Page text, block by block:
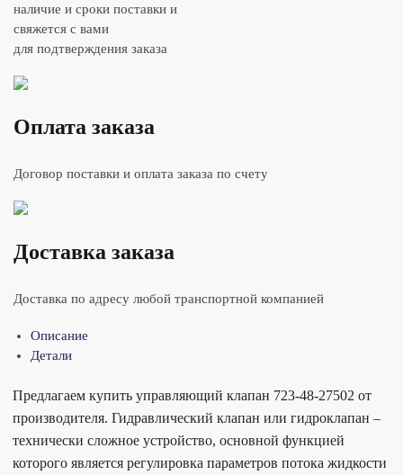
наличие и сроки поставки и
свяжется с вами
для подтверждения заказа
Оплата заказа
Договор поставки и оплата заказа по счету
Доставка заказа
Доставка по адресу любой транспортной компанией
Описание
Детали
Предлагаем купить управляющий клапан 723-48-27502 от
производителя. Гидравлический клапан или гидроклапан –
технически сложное устройство, основной функцией
которого является регулировка параметров потока жидкости